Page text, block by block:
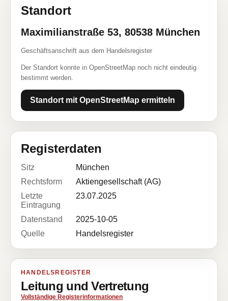
Standort
Maximilianstraße 53, 80538 München
Geschäftsanschrift aus dem Handelsregister
Der Standort konnte in OpenStreetMap noch nicht eindeutig
bestimmt werden.
Standort mit OpenStreetMap ermitteln
Registerdaten
Sitz
München
Rechtsform
Aktiengesellschaft (AG)
Letzte
Eintragung
23.07.2025
Datenstand
2025-10-05
Quelle
Handelsregister
HANDELSREGISTER
Leitung und Vertretung
Vollständige Registerinformationen